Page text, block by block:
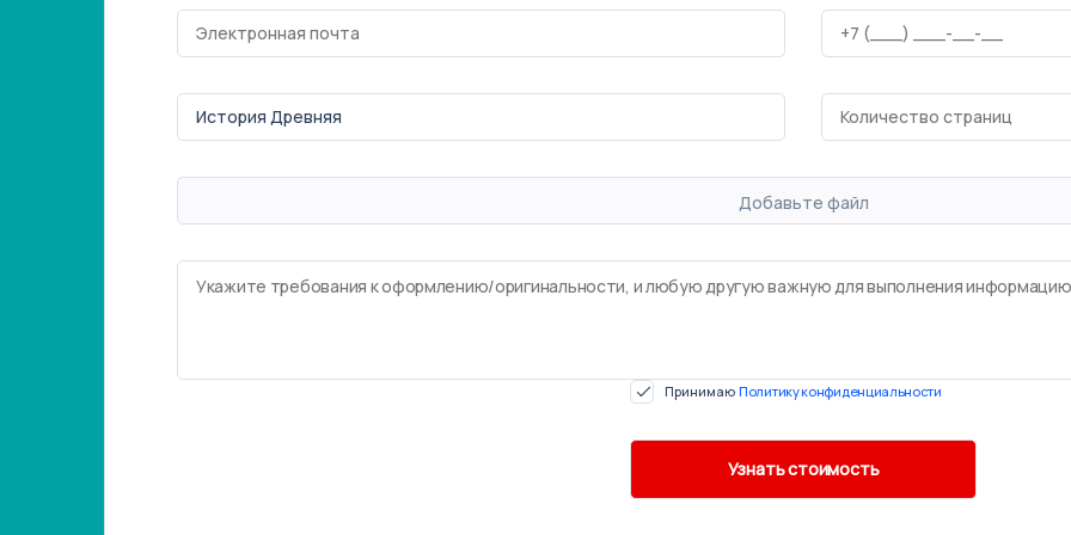
Добавьте файл
Принимаю Политику конфиденциальности